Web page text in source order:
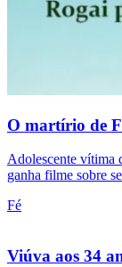
O martírio de
Adolescente vítima
ganha filme sobre
Fé
Viúva aos 34